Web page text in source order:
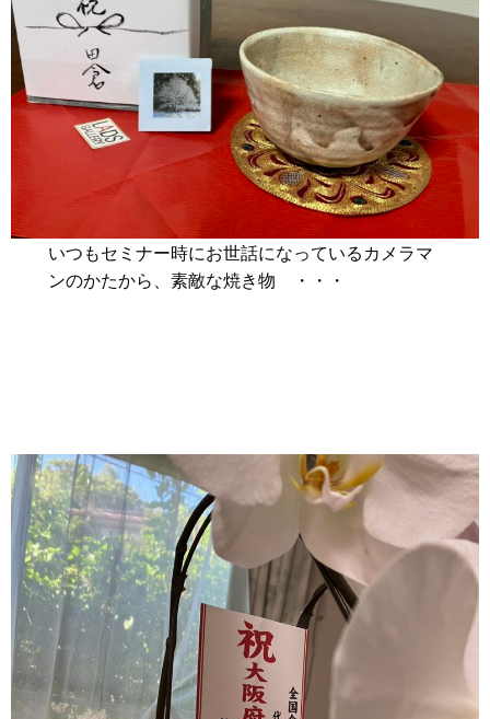
いつもセミナー時にお世話になっているカメラマ
ンのかたから、素敵な焼き物 ・・・